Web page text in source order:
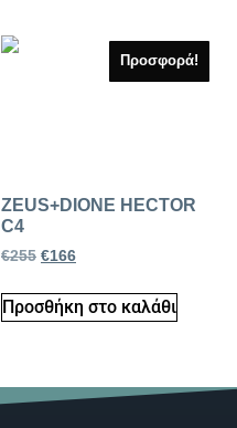
Προσφορά!
ZEUS+DIONE HECTOR
C4
€255 €166
Προσθήκη στο καλάθι